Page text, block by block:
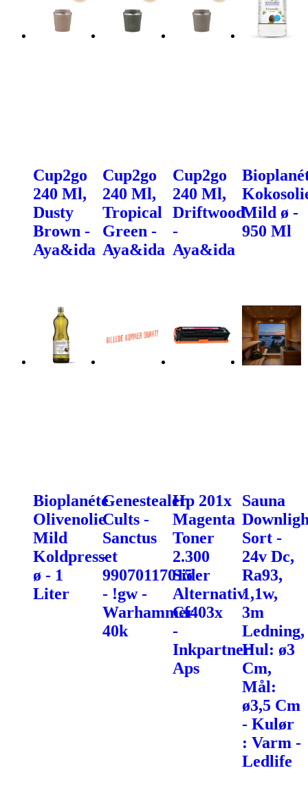
Cup2go
240 Ml,
Dusty
Brown -
Aya&ida
Cup2go
240 Ml,
Tropical
Green -
Aya&ida
Cup2go
240 Ml,
Driftwood
-
Aya&ida
Mild ø -
950 Ml
Bioplanéte
Olivenolie
Mild
Koldpresset
ø - 1
Liter
Genestealer
Cults -
Sanctus
-
99070117015
- !gw -
Warhammer
40k
Hp 201x
Magenta
Toner
2.300
Sider
Alternativ
Cf403x
-
Inkpartner
Aps
Sauna
Sort -
24v Dc,
Ra93,
1,1w,
3m
Ledning,
Hul: ø3
Cm,
Mål:
ø3,5 Cm
- Kulør
: Varm -
Ledlife